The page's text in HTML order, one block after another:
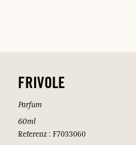
FRIVOLE
Parfum
60ml
Referenz : F7033060